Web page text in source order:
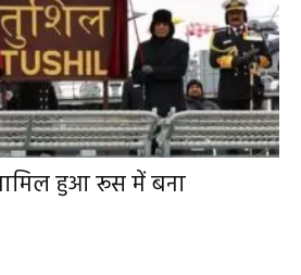
हुआ रूस में बना